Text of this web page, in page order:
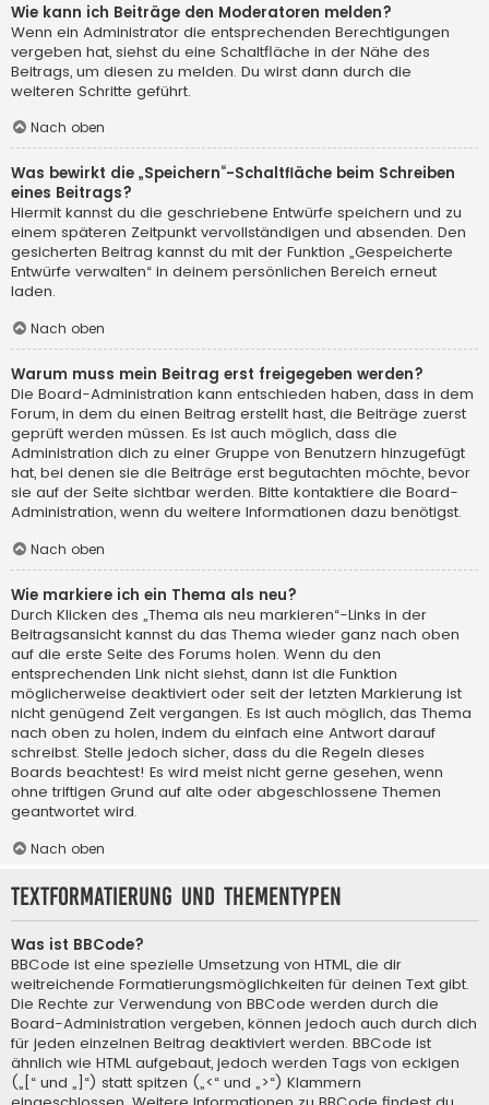
Wie kann ich Beiträge den Moderatoren melden?
Wenn ein Administrator die entsprechenden Berechtigungen
vergeben hat, siehst du eine Schaltfläche in der Nähe des
Beitrags, um diesen zu melden. Du wirst dann durch die
weiteren Schritte geführt.
Nach oben
Was bewirkt die „Speichern“-Schaltfläche beim Schreiben
eines Beitrags?
Hiermit kannst du die geschriebene Entwürfe speichern und zu
einem späteren Zeitpunkt vervollständigen und absenden. Den
gesicherten Beitrag kannst du mit der Funktion „Gespeicherte
Entwürfe verwalten“ in deinem persönlichen Bereich erneut
laden.
Nach oben
Warum muss mein Beitrag erst freigegeben werden?
Die Board-Administration kann entschieden haben, dass in dem
Forum, in dem du einen Beitrag erstellt hast, die Beiträge zuerst
geprüft werden müssen. Es ist auch möglich, dass die
Administration dich zu einer Gruppe von Benutzern hinzugefügt
hat, bei denen sie die Beiträge erst begutachten möchte, bevor
sie auf der Seite sichtbar werden. Bitte kontaktiere die Board-
Administration, wenn du weitere Informationen dazu benötigst.
Nach oben
Wie markiere ich ein Thema als neu?
Durch Klicken des „Thema als neu markieren“-Links in der
Beitragsansicht kannst du das Thema wieder ganz nach oben
auf die erste Seite des Forums holen. Wenn du den
entsprechenden Link nicht siehst, dann ist die Funktion
möglicherweise deaktiviert oder seit der letzten Markierung ist
nicht genügend Zeit vergangen. Es ist auch möglich, das Thema
nach oben zu holen, indem du einfach eine Antwort darauf
schreibst. Stelle jedoch sicher, dass du die Regeln dieses
Boards beachtest! Es wird meist nicht gerne gesehen, wenn
ohne triftigen Grund auf alte oder abgeschlossene Themen
geantwortet wird.
Nach oben
Textformatierung und Thementypen
Was ist BBCode?
BBCode ist eine spezielle Umsetzung von HTML, die dir
weitreichende Formatierungsmöglichkeiten für deinen Text gibt.
Die Rechte zur Verwendung von BBCode werden durch die
Board-Administration vergeben, können jedoch auch durch dich
für jeden einzelnen Beitrag deaktiviert werden. BBCode ist
ähnlich wie HTML aufgebaut, jedoch werden Tags von eckigen
(„[“ und „]“) statt spitzen („<“ und „>“) Klammern